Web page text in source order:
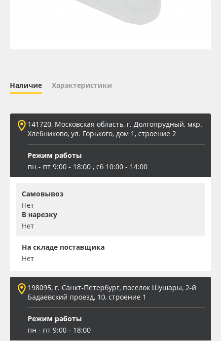
ПЭТ листовой
ПЭТ бэклит
Вспененный ПВХ
Баннер
Заготовки для сувениров
Наличие Характеристики
141720, Московская область, г. Долгопрудный, мкр.
Хлебниково, ул. Горького, дом 1, строение 2
Режим работы
пн - пт 9:00 - 18:00 , сб 10:00 - 14:00
Самовывоз
Нет
В нарезку
Нет
На складе поставщика
Нет
198095, г. Санкт-Петербург, поселок Шушары, 2-й
Бадаевский проезд, 10, строение 1
Режим работы
пн - пт 9:00 - 18:00